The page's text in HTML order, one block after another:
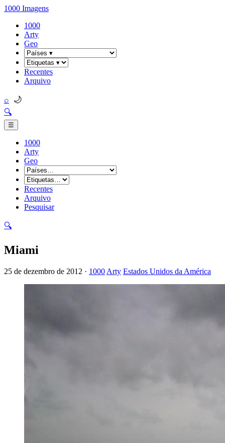
1000 Imagens
1000
Arty
Geo
Recentes
Arquivo
⌕ 🌙
🔍
☰
1000
Arty
Geo
Recentes
Arquivo
Pesquisar
🔍
Miami
25 de dezembro de 2012 · 1000 Arty Estados Unidos da América